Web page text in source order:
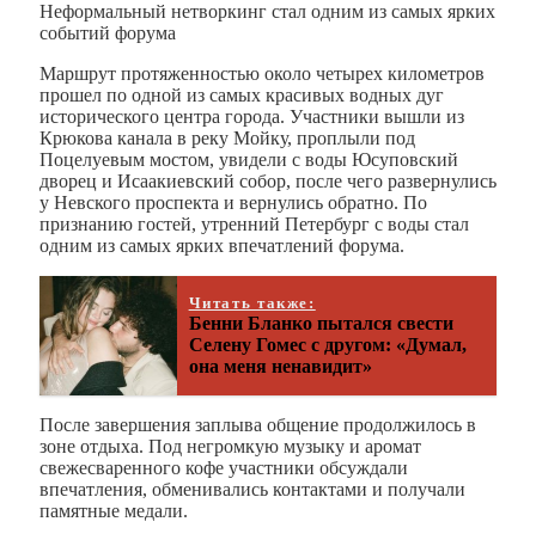
Неформальный нетворкинг стал одним из самых ярких
событий форума
Маршрут протяженностью около четырех километров
прошел по одной из самых красивых водных дуг
исторического центра города. Участники вышли из
Крюкова канала в реку Мойку, проплыли под
Поцелуевым мостом, увидели с воды Юсуповский
дворец и Исаакиевский собор, после чего развернулись
у Невского проспекта и вернулись обратно. По
признанию гостей, утренний Петербург с воды стал
одним из самых ярких впечатлений форума.
Читать также:
Бенни Бланко пытался свести
Селену Гомес с другом: «Думал,
она меня ненавидит»
После завершения заплыва общение продолжилось в
зоне отдыха. Под негромкую музыку и аромат
свежесваренного кофе участники обсуждали
впечатления, обменивались контактами и получали
памятные медали.